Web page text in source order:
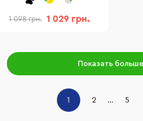
1 098 грн. 1 029 грн.
Показать больше
1 2 ... 5